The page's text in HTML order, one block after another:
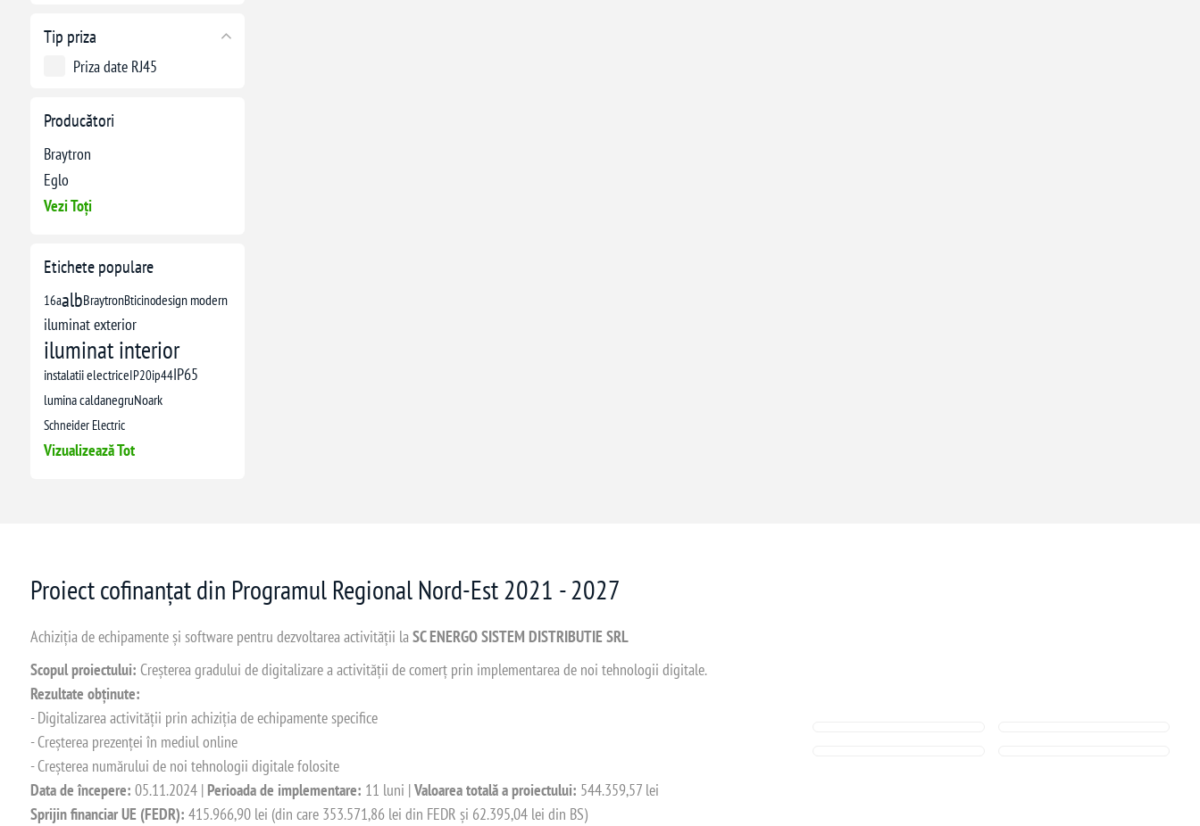
Tip priza
Priza date RJ45
Producători
Braytron
Eglo
Vezi Toți
Etichete populare
16aalbBraytronBticinodesign modern
iluminat exterior
iluminat interior
instalatii electriceIP20ip44IP65
lumina caldanegruNoark
Schneider Electric
Vizualizează Tot
Proiect cofinanțat din Programul Regional Nord-Est 2021 - 2027
Achiziția de echipamente și software pentru dezvoltarea activității laSC ENERGO SISTEM DISTRIBUTIE SRL
Scopul proiectului: Creșterea gradului de digitalizare a activității de comerț prin implementarea de noi tehnologii digitale.
Rezultate obținute:
- Digitalizarea activității prin achiziția de echipamente specifice
- Creșterea prezenței în mediul online
- Creșterea numărului de noi tehnologii digitale folosite
Data de începere: 05.11.2024 | Perioada de implementare: 11 luni |Valoarea totală a proiectului: 544.359,57 lei
Sprijin financiar UE (FEDR): 415.966,90 lei (din care 353.571,86 lei din FEDR și 62.395,04 lei din BS)